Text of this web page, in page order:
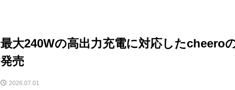
最大240Wの高出力充電に対応したcheero
発売
2026.07.01